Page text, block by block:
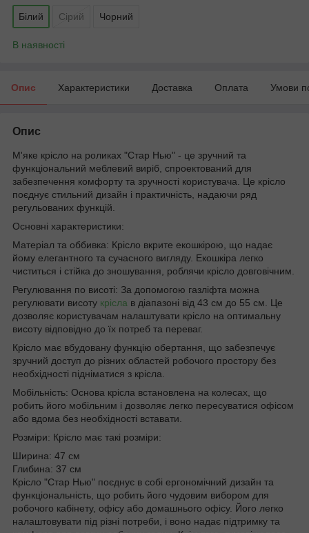
Білий Сірий Чорний
В наявності
Опис Характеристики Доставка Оплата Умови
Опис
М'яке крісло на роликах "Стар Нью" - це зручний та
функціональний меблевий виріб, спроектований для
забезпечення комфорту та зручності користувача. Це крісло
поєднує стильний дизайн і практичність, надаючи ряд
регульованих функцій.
Основні характеристики:
Матеріал та оббивка: Крісло вкрите екошкірою, що надає
йому елегантного та сучасного вигляду. Екошкіра легко
чиститься і стійка до зношування, роблячи крісло довговічним.
Регулювання по висоті: За допомогою газліфта можна
регулювати висоту крісла в діапазоні від 43 см до 55 см. Це
дозволяє користувачам налаштувати крісло на оптимальну
висоту відповідно до їх потреб та переваг.
Крісло має вбудовану функцію обертання, що забезпечує
зручний доступ до різних областей робочого простору без
необхідності підніматися з крісла.
Мобільність: Основа крісла встановлена на колесах, що
робить його мобільним і дозволяє легко пересуватися офісом
або вдома без необхідності вставати.
Розміри: Крісло має такі розміри:
Ширина: 47 см
Глибина: 37 см
Крісло "Стар Нью" поєднує в собі ергономічний дизайн та
функціональність, що робить його чудовим вибором для
робочого кабінету, офісу або домашнього офісу. Його легко
налаштовувати під різні потреби, і воно надає підтримку та